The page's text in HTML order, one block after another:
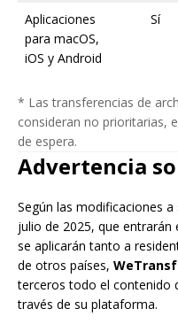
Aplicaciones
para macOS,
iOS y Android
Sí
* Las transferencias de
consideran no prioritarias,
de espera.
Advertencia
Según las modificaciones a
julio de 2025, que
se aplicarán tanto a
de otros países,
terceros todo el contenido
través de su plataforma.